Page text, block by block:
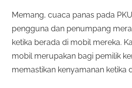
Memang, cuaca panas pada
pengguna dan penumpang
ketika berada di mobil mereka.
mobil merupakan bagi pemilik
memastikan kenyamanan ketika